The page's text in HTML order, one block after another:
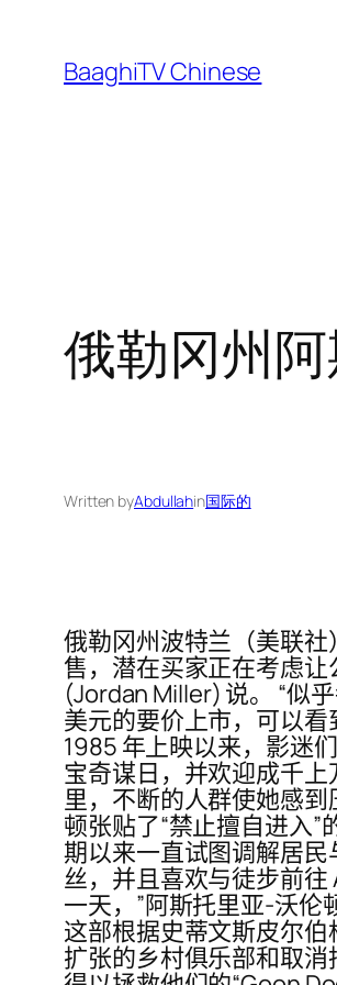
content
BaaghiTV Chinese
俄勒冈州
Written byAbdullahin国际的
俄勒冈州波特兰（美联
售，潜在买家正在考虑让
(Jordan Miller) 说。 “似
美元的要价上市，可以
1985 年上映以来，影迷
宝奇谋日，并欢迎成千
里，不断的人群使她感
顿张贴了“禁止擅自进入
期以来一直试图调解居
丝，并且喜欢与徒步前
一天，”阿斯托里亚-沃伦
这部根据史蒂文斯皮尔
扩张的乡村俱乐部和取